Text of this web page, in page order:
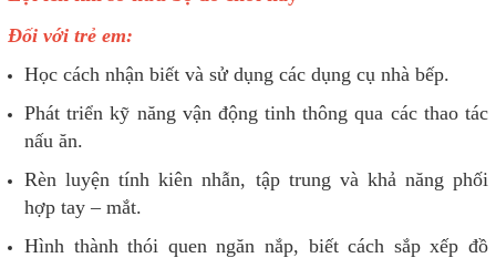
Đối với trẻ em:
Học cách nhận biết và sử dụng các dụng cụ nhà bếp.
Phát triển kỹ năng vận động tinh thông qua các thao tác
nấu ăn.
Rèn luyện tính kiên nhẫn, tập trung và khả năng phối
hợp tay – mắt.
Hình thành thói quen ngăn nắp, biết cách sắp xếp đồ